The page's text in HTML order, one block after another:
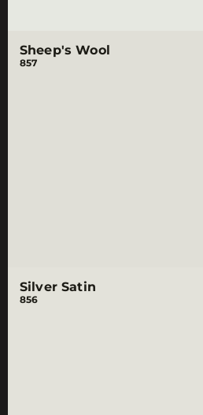
Sheep's Wool
857
Silver Satin
856